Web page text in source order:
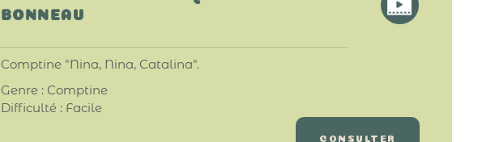
BONNEAU
Comptine "Nina, Nina, Catalina".
Genre : Comptine
Difficulté : Facile
CONSULTER